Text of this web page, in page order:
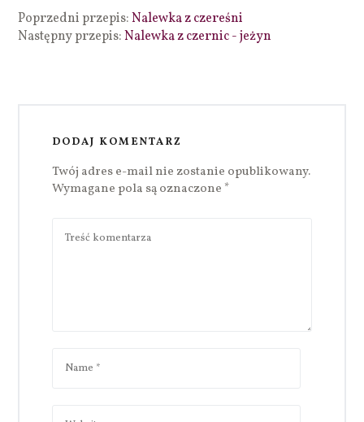
Poprzedni przepis:Nalewka z czereśni
Następny przepis:Nalewka z czernic - jeżyn
DODAJ KOMENTARZ
Twój adres e-mail nie zostanie opublikowany.
Wymagane pola są oznaczone *